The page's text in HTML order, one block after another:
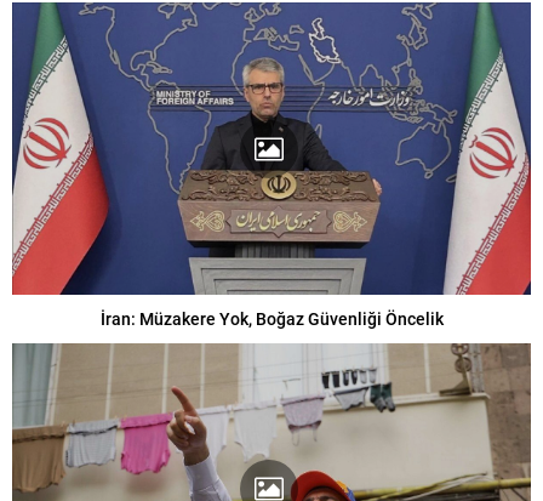
İran: Müzakere Yok, Boğaz Güvenliği Öncelik